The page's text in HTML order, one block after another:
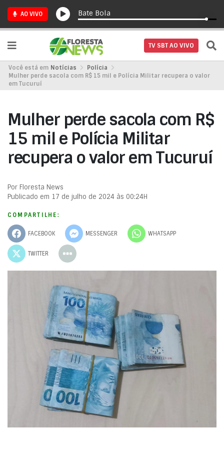
AO VIVO Bate Bola
TV SBT AO VIVO
Você está em Notícias
Polícia
Mulher perde sacola com R$ 15 mil e Polícia Militar recupera o valor
em Tucuruí
Mulher perde sacola com R$
15 mil e Polícia Militar
recupera o valor em Tucuruí
Por Floresta News
Publicado em 17 de julho de 2024 às 00:24H
COMPARTILHE:
FACEBOOK MESSENGER WHATSAPP
TWITTER